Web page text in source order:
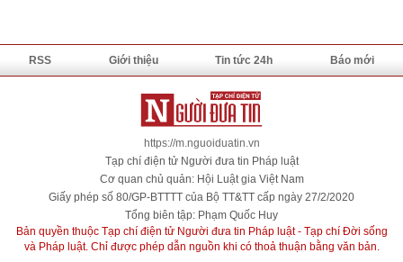
RSS Giới thiệu Tin tức 24h Báo mới
https://m.nguoiduatin.vn
Tạp chí điện tử Người đưa tin Pháp luật
Cơ quan chủ quản: Hội Luật gia Việt Nam
Giấy phép số 80/GP-BTTTT của Bộ TT&TT cấp ngày 27/2/2020
Tổng biên tập: Phạm Quốc Huy
Bản quyền thuộc Tạp chí điện tử Người đưa tin Pháp luật - Tạp chí Đời sống
và Pháp luật. Chỉ được phép dẫn nguồn khi có thoả thuận bằng văn bản.